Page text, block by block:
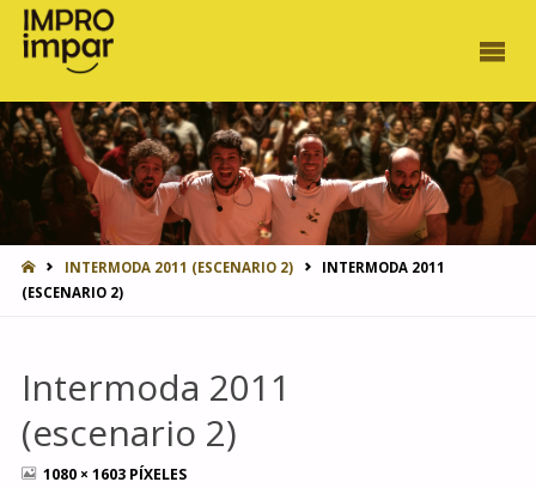
INICIOINTERMODA 2011 (ESCENARIO 2)
INTERMODA 2011
(ESCENARIO 2)
Intermoda 2011
(escenario 2)
TAMAÑO
1080 × 1603 PÍXELES